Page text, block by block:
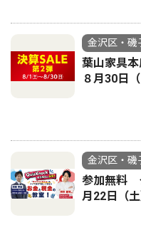
金沢区・磯
葉山家具
８月30日
金沢区・磯
参加無料
月22日（